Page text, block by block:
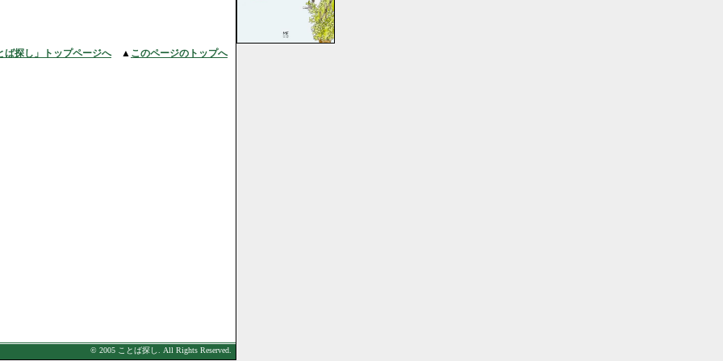
ば探し」トップページへ▲ このページのトップへ
© 2005 ことば探し. All Rights Reserved.